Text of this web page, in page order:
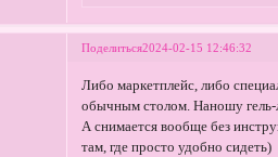
Поделиться2024-02-15 12:46:32
Либо маркетплейс, либо
обычным столом. Наношу гель-
А снимается вообще без
там, где просто удобно сидеть)